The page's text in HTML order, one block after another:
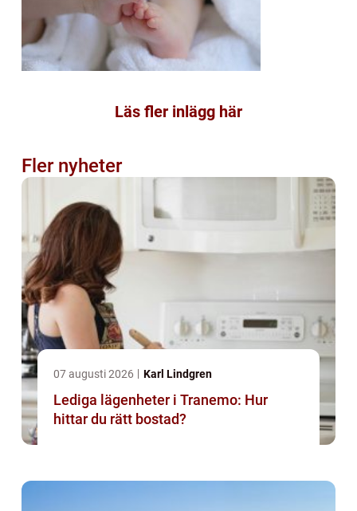
Läs fler inlägg här
Fler nyheter
07 augusti 2026 Karl Lindgren
Lediga lägenheter i Tranemo: Hur
hittar du rätt bostad?